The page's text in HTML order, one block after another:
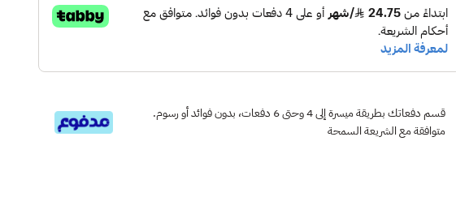
قسم دفعاتك بطريقة ميسرة إلى 4 وحتى 6 دفعات، بدون فوائد أو رسوم.
متوافقة مع الشريعة السمحة